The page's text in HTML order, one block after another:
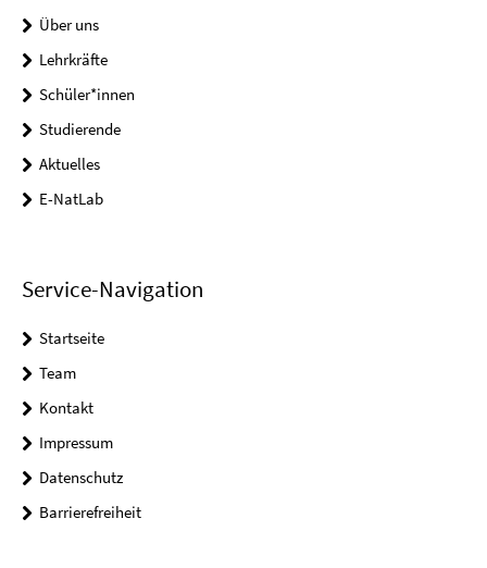
Über uns
Lehrkräfte
Schüler*innen
Studierende
Aktuelles
E-NatLab
Service-Navigation
Startseite
Team
Kontakt
Impressum
Datenschutz
Barrierefreiheit